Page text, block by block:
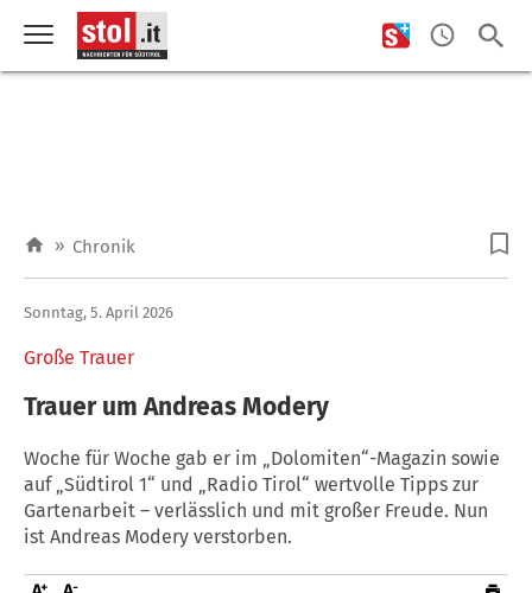
» Chronik
Große Trauer
Sonntag, 5. April 2026
Trauer um Andreas Modery
Woche für Woche gab er im „Dolomiten“-Magazin sowie
auf „Südtirol 1“ und „Radio Tirol“ wertvolle Tipps zur
Gartenarbeit – verlässlich und mit großer Freude. Nun
ist Andreas Modery verstorben.